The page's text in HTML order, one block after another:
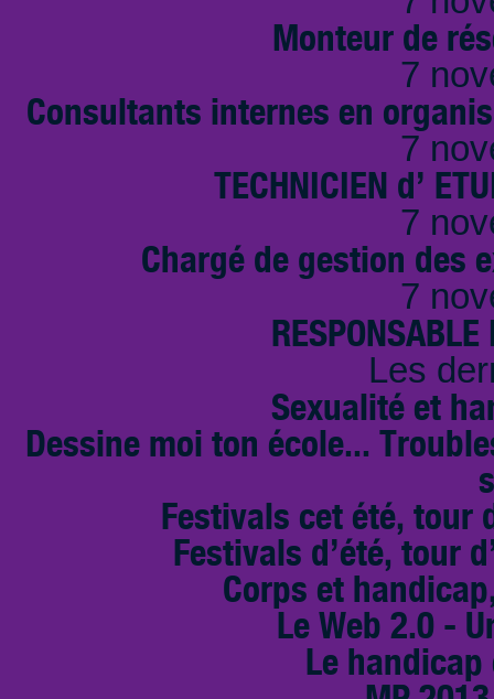
Monteur de
7
Consultants internes en
7
TECHNICIEN d’
7
Chargé de gestion des
7
Les
Sexualité et
Dessine moi ton école...
Festivals cet été, tour
Festivals d’été, tour
Corps et
Le Web 2.0 -
Le